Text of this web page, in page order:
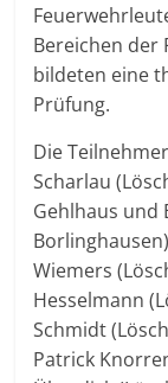
Bereichen der
bildeten eine
Prüfung.
Die
Scharlau
Gehlhaus und
Wiemers
Hesselmann
Schmidt
Patrick